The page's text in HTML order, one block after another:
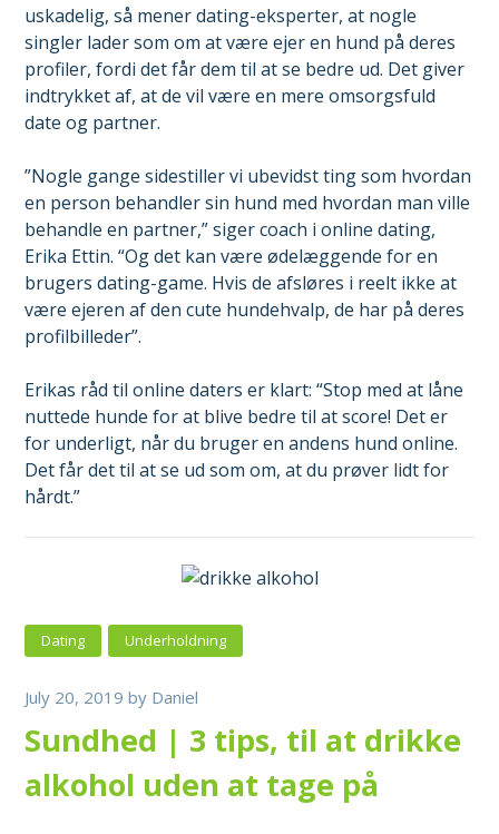
uskadelig, så mener dating-eksperter, at nogle
singler lader som om at være ejer en hund på deres
profiler, fordi det får dem til at se bedre ud. Det giver
indtrykket af, at de vil være en mere omsorgsfuld
date og partner.
”Nogle gange sidestiller vi ubevidst ting som hvordan
en person behandler sin hund med hvordan man ville
behandle en partner,” siger coach i online dating,
Erika Ettin. “Og det kan være ødelæggende for en
brugers dating-game. Hvis de afsløres i reelt ikke at
være ejeren af den cute hundehvalp, de har på deres
profilbilleder”.
Erikas råd til online daters er klart: “Stop med at låne
nuttede hunde for at blive bedre til at score! Det er
for underligt, når du bruger en andens hund online.
Det får det til at se ud som om, at du prøver lidt for
hårdt.”
Dating Underholdning
July 20, 2019 by Daniel
Sundhed | 3 tips, til at drikke
alkohol uden at tage på